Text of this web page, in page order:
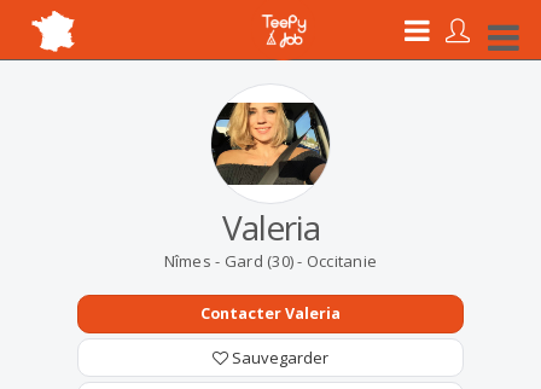
Valeria
Nîmes - Gard (30) - Occitanie
Contacter Valeria
Sauvegarder